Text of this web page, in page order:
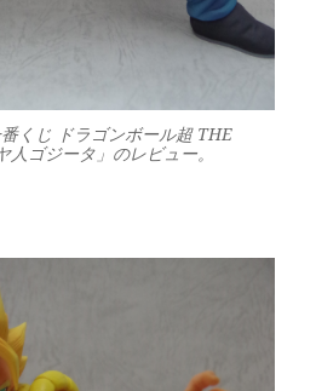
くじ ドラゴンボール超 THE
ゴジータ」のレビュー。